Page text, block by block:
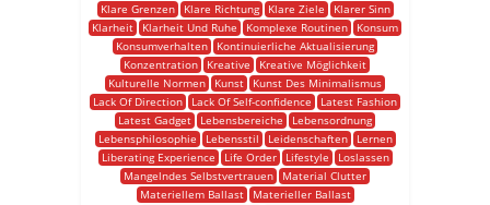
Klare Grenzen
Klare Richtung Klare Ziele
Klarer Sinn
Klarheit
Klarheit Und Ruhe Komplexe Routinen
Konsum
Konsumverhalten
Kontinuierliche Aktualisierung
Konzentration
Kreative
Kreative Möglichkeit
Kulturelle Normen
Kunst
Kunst Des Minimalismus
Lack Of Direction
Lack Of Self-confidence
Latest Fashion
Latest Gadget
Lebensbereiche
Lebensordnung
Lebensphilosophie
Lebensstil Leidenschaften
Lernen
Liberating Experience
Life Order Lifestyle
Loslassen
Mangelndes Selbstvertrauen
Material Clutter
Materiellem Ballast
Materieller Ballast